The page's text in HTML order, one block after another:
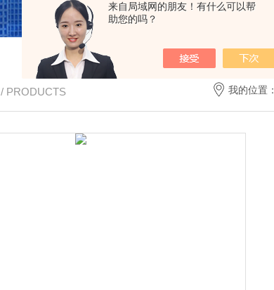
来自局域网的朋友！有什么可以帮
助您的吗？
/ PRODUCTS 我的位置：